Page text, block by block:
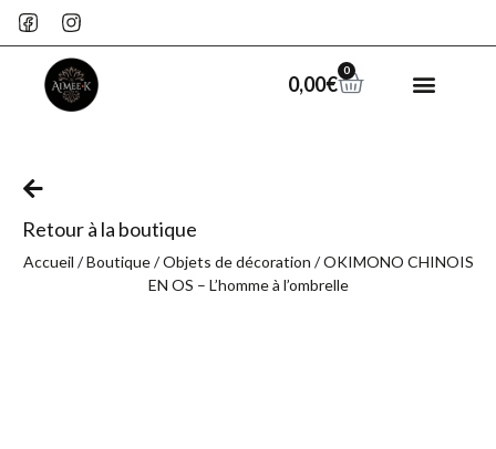
0,00€
0
Retour à la boutique
Accueil /Boutique/Objets de décoration / OKIMONO CHINOIS
EN OS – L’homme à l’ombrelle